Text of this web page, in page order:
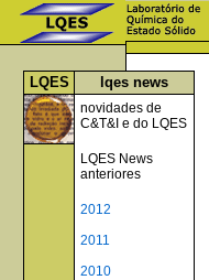
LQES lqes news
novidades de
C&T&I e do LQES
LQES News
anteriores
2012
2011
2010